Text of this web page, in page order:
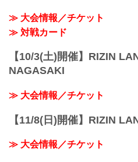
≫ 大会情報／チケット
≫ 対戦カード
【10/3(土)開催】RIZIN
NAGASAKI
≫ 大会情報／チケット
【11/8(日)開催】RIZIN
≫ 大会情報／チケット